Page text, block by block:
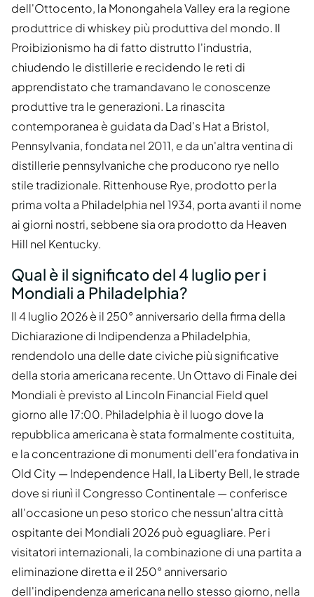
dell'Ottocento, la Monongahela Valley era la regione
produttrice di whiskey più produttiva del mondo. Il
Proibizionismo ha di fatto distrutto l'industria,
chiudendo le distillerie e recidendo le reti di
apprendistato che tramandavano le conoscenze
produttive tra le generazioni. La rinascita
contemporanea è guidata da Dad's Hat a Bristol,
Pennsylvania, fondata nel 2011, e da un'altra ventina di
distillerie pennsylvaniche che producono rye nello
stile tradizionale. Rittenhouse Rye, prodotto per la
prima volta a Philadelphia nel 1934, porta avanti il nome
ai giorni nostri, sebbene sia ora prodotto da Heaven
Hill nel Kentucky.
Qual è il significato del 4 luglio per i
Mondiali a Philadelphia?
Il 4 luglio 2026 è il 250° anniversario della firma della
Dichiarazione di Indipendenza a Philadelphia,
rendendolo una delle date civiche più significative
della storia americana recente. Un Ottavo di Finale dei
Mondiali è previsto al Lincoln Financial Field quel
giorno alle 17:00. Philadelphia è il luogo dove la
repubblica americana è stata formalmente costituita,
e la concentrazione di monumenti dell'era fondativa in
Old City — Independence Hall, la Liberty Bell, le strade
dove si riunì il Congresso Continentale — conferisce
all'occasione un peso storico che nessun'altra città
ospitante dei Mondiali 2026 può eguagliare. Per i
visitatori internazionali, la combinazione di una partita a
eliminazione diretta e il 250° anniversario
dell'indipendenza americana nello stesso giorno, nella